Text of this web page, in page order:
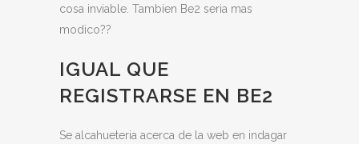
cosa inviable. Tambien Be2 seria mas
modico??
IGUAL QUE
REGISTRARSE EN BE2
Se alcahueteria acerca de la web en indagar